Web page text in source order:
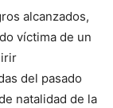
alcanzados,
víctima de un
del pasado
natalidad de la